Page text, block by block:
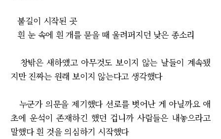
불길이 시작된 곳
흰 눈 속에 흰 개를 묻을 때 울려퍼지던 낮은 종소리
창밖은 새하얬고 아무것도 보이지 않는 날들이 계속됐
지만 진짜는 원래 보이지 않는다고 생각했다
누군가 의문을 제기했다 선로를 벗어난 게 아닐까요 애
초에 운석이 존재하긴 했던 겁니까 사람들은 내놓으라고
말했다 흰 것을 의심하기 시작했다